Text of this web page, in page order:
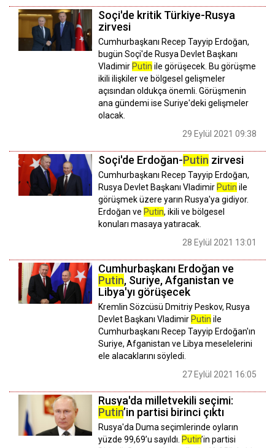
Soçi'de kritik Türkiye-Rusya
zirvesi
Cumhurbaşkanı Recep Tayyip Erdoğan,
bugün Soçi'de Rusya Devlet Başkanı
Vladimir Putin ile görüşecek. Bu görüşme
ikili ilişkiler ve bölgesel gelişmeler
açısından oldukça önemli. Görüşmenin
ana gündemi ise Suriye'deki gelişmeler
olacak.
29 Eylül 2021 09:38
Soçi'de Erdoğan-Putin zirvesi
Cumhurbaşkanı Recep Tayyip Erdoğan,
Rusya Devlet Başkanı Vladimir Putin ile
görüşmek üzere yarın Rusya'ya gidiyor.
Erdoğan ve Putin, ikili ve bölgesel
konuları masaya yatıracak.
28 Eylül 2021 13:01
Cumhurbaşkanı Erdoğan ve
Putin, Suriye, Afganistan ve
Libya'yı görüşecek
Kremlin Sözcüsü Dmitriy Peskov, Rusya
Devlet Başkanı Vladimir Putin ile
Cumhurbaşkanı Recep Tayyip Erdoğan'ın
Suriye, Afganistan ve Libya meselelerini
ele alacaklarını söyledi.
27 Eylül 2021 16:05
Rusya'da milletvekili seçimi:
Putin’in partisi birinci çıktı
Rusya'da Duma seçimlerinde oyların
yüzde 99,69’u sayıldı. Putin’in partisi